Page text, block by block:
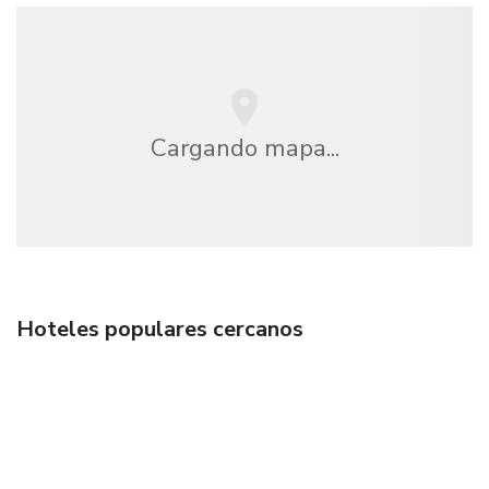
Cargando mapa...
Hoteles populares cercanos